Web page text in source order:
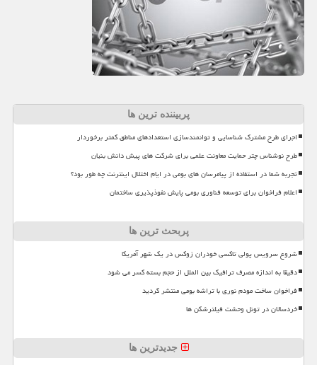
پربیننده ترین ها
اجرای طرح مشترک شناسایی و توانمندسازی استعدادهای مناطق کمتر برخوردار
طرح نوشناس چتر حمایت معاونت علمی برای شرکت های پیش دانش بنیان
تجربه شما در استفاده از پیامرسان های بومی در ایام اختلال اینترنت چه طور بود؟
اعلام فراخوان برای توسعه فناوری بومی پایش نفوذپذیری ساختمان
پربحث ترین ها
شروع سرویس پولی تاکسی خودران زوکس در یک شهر آمریکا
دقیقا به اندازه مصرف ترافیک بین الملل از حجم بسته کسر می شود
فراخوان ساخت مودم نوری با تراشه بومی منتشر گردید
خردسالان در تونل وحشت فیلترشکن ها
جدیدترین ها